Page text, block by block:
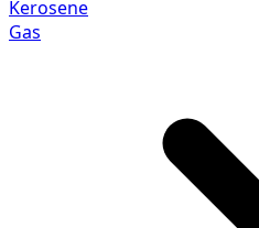
Kerosene
Gas